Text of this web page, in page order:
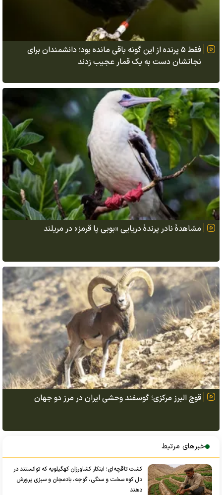
فقط ۵ پرنده از این گونه باقی مانده بود؛ دانشمندان برای
نجاتشان دست به یک قمار عجیب زدند
مشاهدهٔ نادر پرندهٔ دریایی «بوبی پا قرمز» در مریلند
قوچ البرز مرکزی؛ گوسفند وحشی ایران در مرز دو جهان
خبرهای مرتبط
کشت تاقچه‌ای؛ ابتکار کشاورزان کهگیلویه که توانستند در
دل کوه سخت و سنگی، گوجه، بادمجان و سبزی پرورش
دهند